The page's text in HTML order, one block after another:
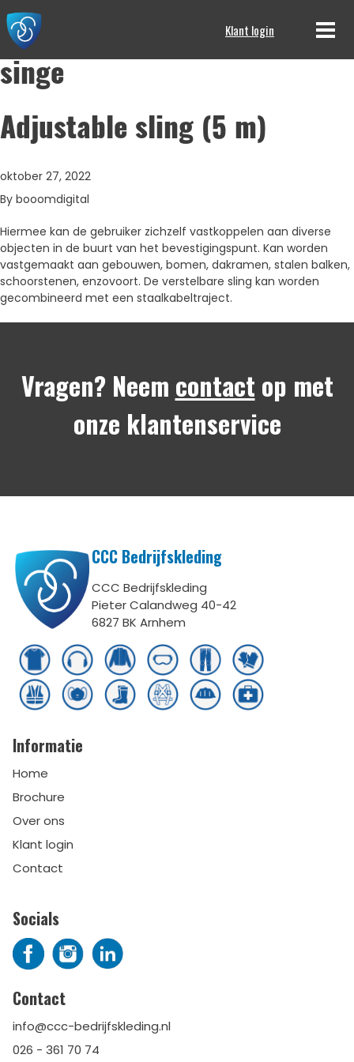
Klant login
singe
Adjustable sling (5 m)
oktober 27, 2022
By booomdigital
Hiermee kan de gebruiker zichzelf vastkoppelen aan diverse
objecten in de buurt van het bevestigingspunt. Kan worden
vastgemaakt aan gebouwen, bomen, dakramen, stalen balken,
schoorstenen, enzovoort. De verstelbare sling kan worden
gecombineerd met een staalkabeltraject.
Vragen? Neem contact op met
onze klantenservice
CCC Bedrijfskleding
CCC Bedrijfskleding
Pieter Calandweg 40-42
6827 BK Arnhem
Informatie
Home
Brochure
Over ons
Klant login
Contact
Socials
Contact
info@ccc-bedrijfskleding.nl
026 - 361 70 74